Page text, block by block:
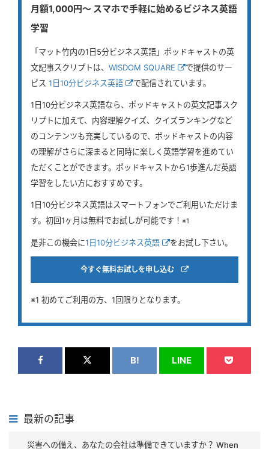
月額1,000円〜 スマホで手軽に始めるビジネス英語
学習
「マット竹内の1日5分ビジネス英語」ポッドキャストの英
文記事スクリプトは、 WISDOM SQUARE
で提供のサー
ビス 1日10分ビジネス英語 で配信されています。
1日10分ビジネス英語なら、ポッドキャストの英文記事スク
リプトに加えて、内容理解クイズ、クイズランキングなど
のコンテンツも充実しているので、ポッドキャストの内容
の理解がさらに深まると同時に楽しく英語学習を進めてい
ただくことができます。ポッドキャストから1歩進んだ英語
学習をしたい方におすすめです。
1日10分ビジネス英語はスマートフォンでご利用いただけま
す。初回1ヶ月は無料でお試しが可能です！ ※1
是非この機会に1日10分ビジネス英語 をお試し下さい。
今すぐ無料お試しを申し込む
※1 初めてご利用の方、1回限りとなります。
B! LINE
最新の記事
災害への備え、あなたの会社は準備できていますか？ When